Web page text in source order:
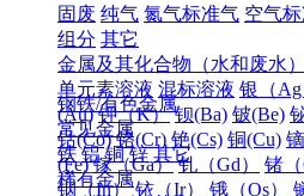
固废 纯气 氮气标准气 空气
组分 其它
金属及其化合物（水和废水）
单元素溶液 混标溶液 银（Ag
(Au) 钾（K） 钡(Ba) 铍(Be)
钴(Co) 铬(Cr) 铯(Cs) 铜(Cu)
(Fe) 镓（Ga） 钆（Gd） 锗（
铟（In） 铱（Ir） 锇（Os）
钢铁/有色金属
常见金属
铁 铝 铜 锌 其它
稀有金属